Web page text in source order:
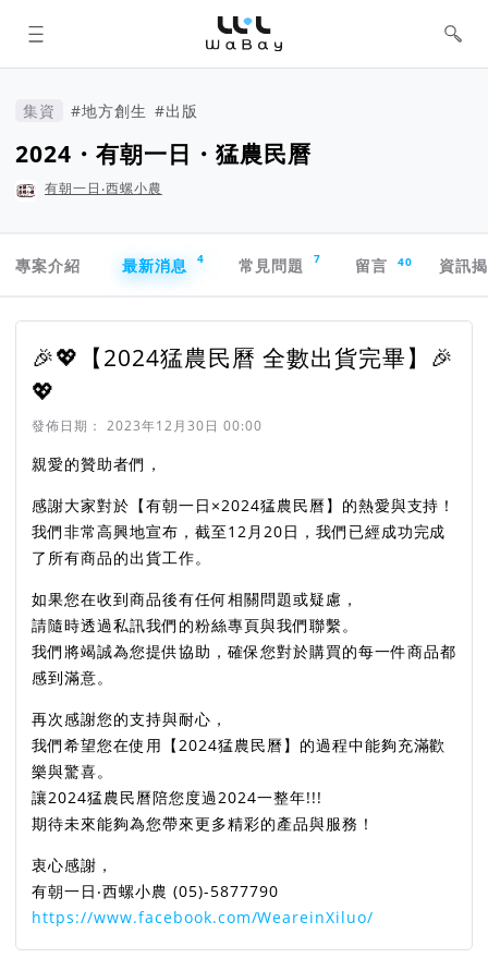
WaBay 挖貝 | 台灣最值得信賴的群眾
集資 / 群眾募資平台
集資 #地方創生 #出版
2024・有朝一日・猛農民曆
有朝一日‧西螺小農
專案介紹
最新消息 4 常見問題 7 留言 40 資訊
🎉💖【2024猛農民曆 全數出貨完畢】🎉
💖
發佈日期： 2023年12月30日 00:00
親愛的贊助者們，
感謝大家對於【有朝一日×2024猛農民曆】的熱愛與支持！
我們非常高興地宣布，截至12月20日，我們已經成功完成
了所有商品的出貨工作。
如果您在收到商品後有任何相關問題或疑慮，
請隨時透過私訊我們的粉絲專頁與我們聯繫。
我們將竭誠為您提供協助，確保您對於購買的每一件商品都
感到滿意。
再次感謝您的支持與耐心，
我們希望您在使用【2024猛農民曆】的過程中能夠充滿歡
樂與驚喜。
讓2024猛農民曆陪您度過2024一整年!!!
期待未來能夠為您帶來更多精彩的產品與服務！
衷心感謝，
有朝一日‧西螺小農 (05)-5877790
https://www.facebook.com/WeareinXiluo/